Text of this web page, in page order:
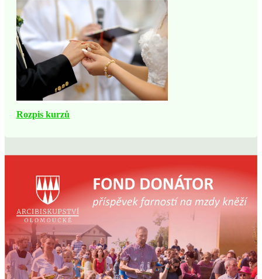
Rozpis kurzů